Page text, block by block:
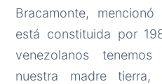
Bracamonte,
está constituida por
venezolanos
nuestra madre tierra,